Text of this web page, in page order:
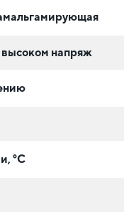
высоком напряж
°C